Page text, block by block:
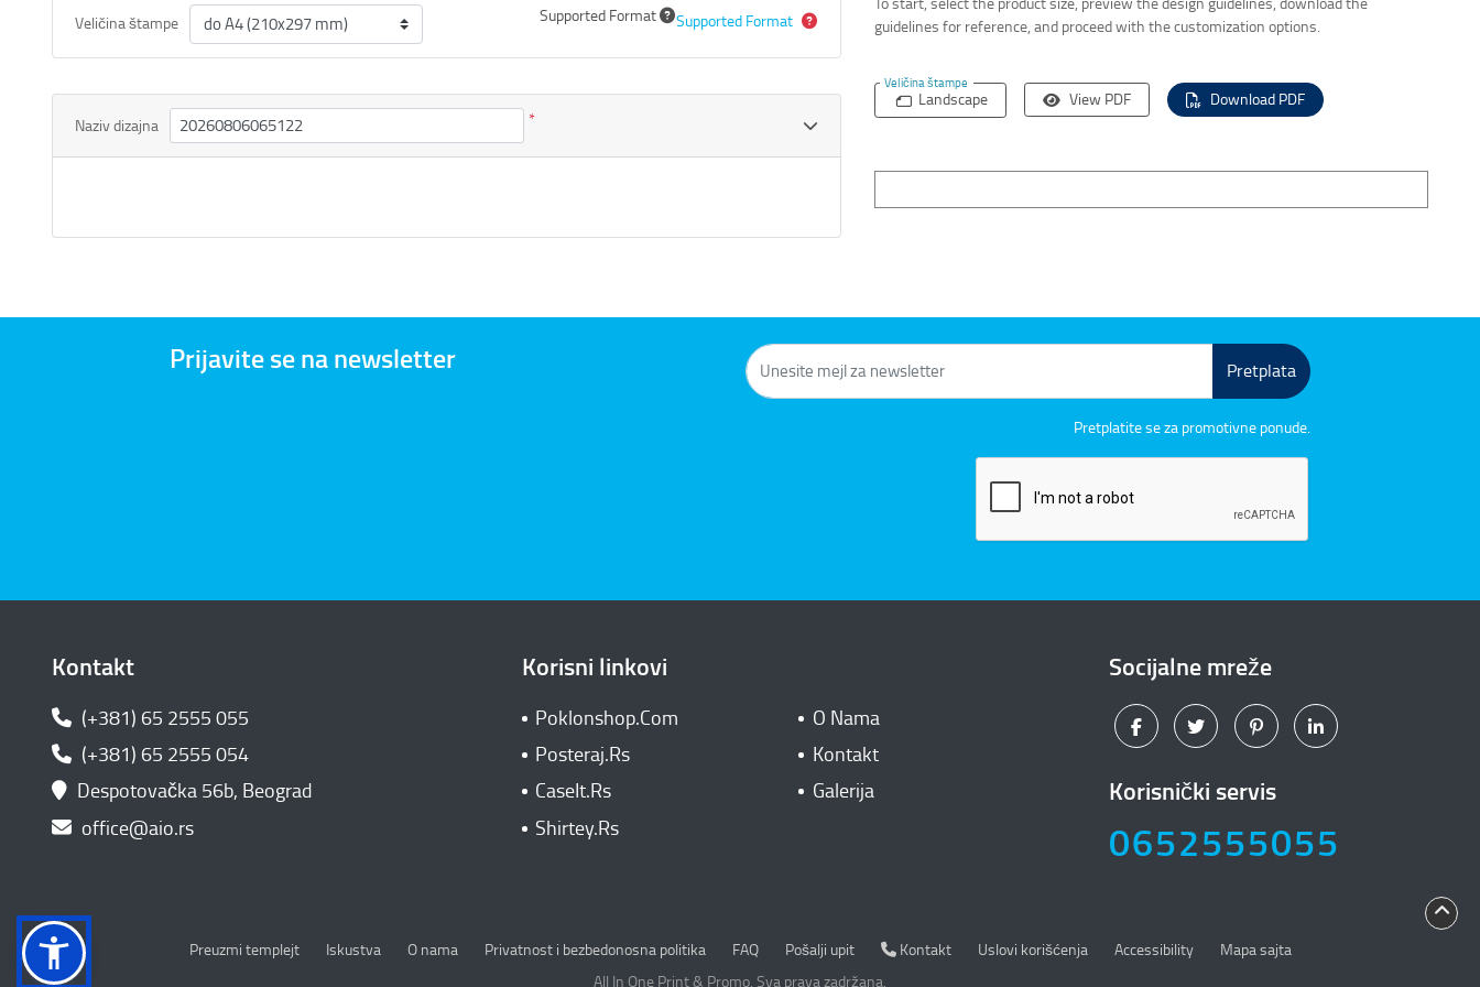
guidelines for reference, and proceed with the customization options.
Veličina štampe
Landscape View PDF Download PDF
Veličina štampe Supported Format Supported Format
Naziv dizajna *
Prijavite se na newsletter Pretplata
Pretplatite se za promotivne ponude.
Kontakt
(+381) 65 2555 055
(+381) 65 2555 054
Despotovačka 56b, Beograd
office@aio.rs
Korisni linkovi
Poklonshop.Com
O Nama
Posteraj.Rs
Kontakt
CaseIt.Rs
Galerija
Shirtey.Rs
Socijalne mreže
Korisnički servis
0652555055
Preuzmi templejt Iskustva O nama Privatnost i bezbedonosna politika
Privatnost i bezbedonosna politika FAQ Pošalji upit Kontakt
Kontakt Uslovi korišćenja Accessibility
Mapa sajta
All In One Print & Promo. Sva prava zadržana.